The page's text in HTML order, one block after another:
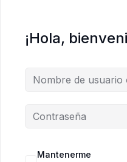
¡Hola,
Mantenerme